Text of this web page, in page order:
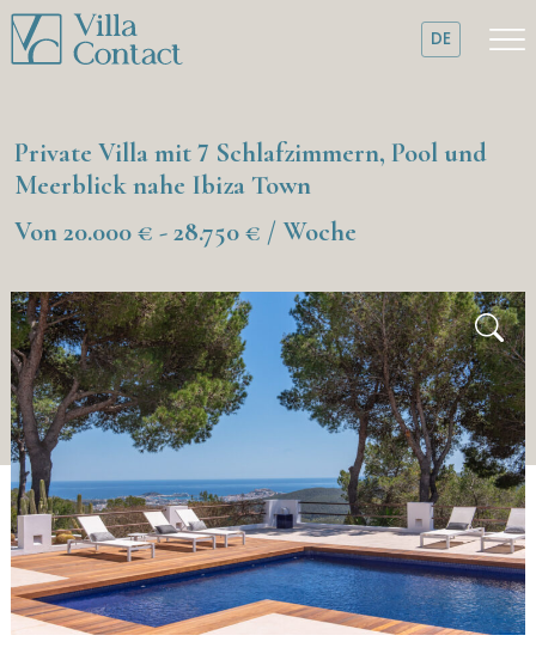
DE
Private Villa mit 7 Schlafzimmern, Pool und
Meerblick nahe Ibiza Town
Von 20.000 € - 28.750 € / Woche